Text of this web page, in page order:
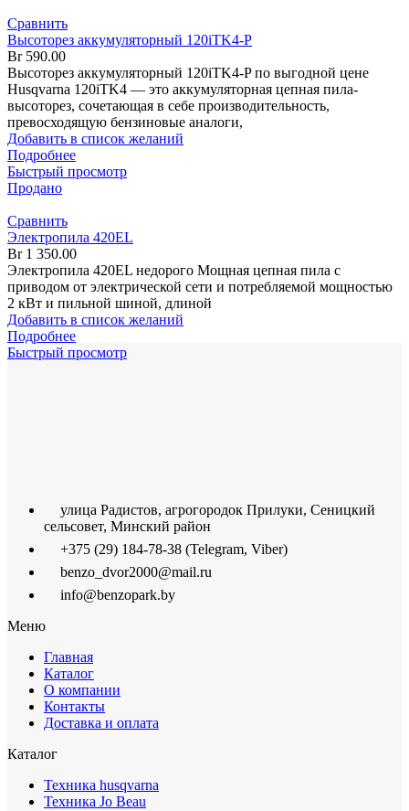
Сравнить
Высоторез аккумуляторный 120iTK4-P
Br590.00
Высоторез аккумуляторный 120iTK4-P по выгодной цене
Husqvarna 120iTK4 — это аккумуляторная цепная пила-
высоторез, сочетающая в себе производительность,
превосходящую бензиновые аналоги,
Добавить в список желаний
Подробнее
Быстрый просмотр
Продано
Сравнить
Электропила 420EL
Br1 350.00
Электропила 420EL недорого Мощная цепная пила с
приводом от электрической сети и потребляемой мощностью
2 кВт и пильной шиной, длиной
Добавить в список желаний
Подробнее
Быстрый просмотр
улица Радистов, агрогородок Прилуки, Сеницкий
сельсовет, Минский район
+375 (29) 184-78-38 (Telegram, Viber)
benzo_dvor2000@mail.ru
info@benzopark.by
Меню
Главная
Каталог
О компании
Контакты
Доставка и оплата
Каталог
Техника husqvarna
Техника Jo Beau